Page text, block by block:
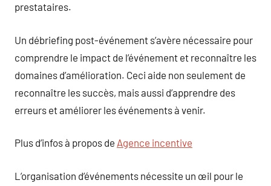
prestataires.
Un débriefing post-événement s’avère nécessaire pour
comprendre le impact de l’événement et reconnaître les
domaines d’amélioration. Ceci aide non seulement de
reconnaître les succès, mais aussi d’apprendre des
erreurs et améliorer les événements à venir.
Plus d’infos à propos de Agence incentive
L’organisation d’événements nécessite un œil pour le